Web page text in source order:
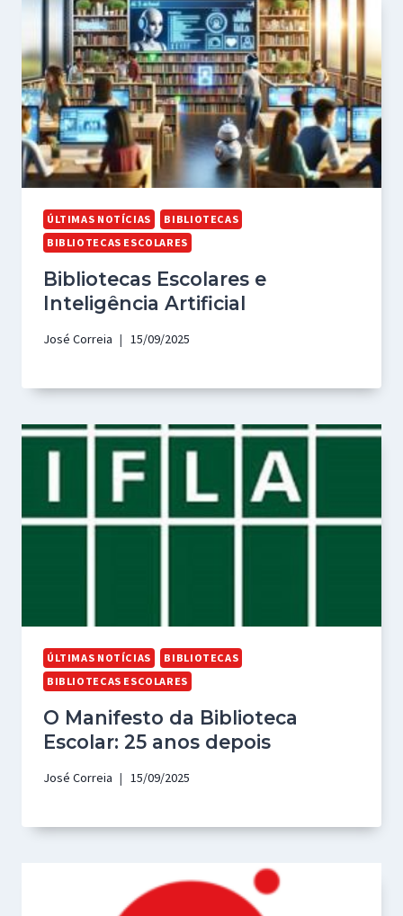
ÚLTIMAS NOTÍCIAS
BIBLIOTECAS
BIBLIOTECAS ESCOLARES
Bibliotecas Escolares e
Inteligência Artificial
José Correia 15/09/2025
ÚLTIMAS NOTÍCIAS
BIBLIOTECAS
BIBLIOTECAS ESCOLARES
O Manifesto da Biblioteca
Escolar: 25 anos depois
José Correia 15/09/2025